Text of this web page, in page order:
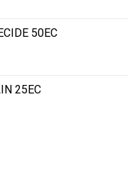
50EC
25EC